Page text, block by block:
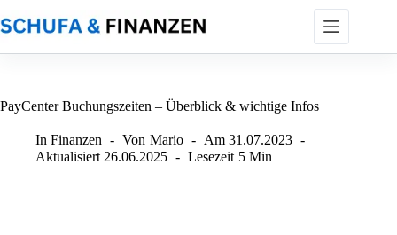
Inhalt
springen
PayCenter Buchungszeiten – Überblick & wichtige Infos
In Finanzen Von Mario Am 31.07.2023
Aktualisiert 26.06.2025 Lesezeit 5 Min